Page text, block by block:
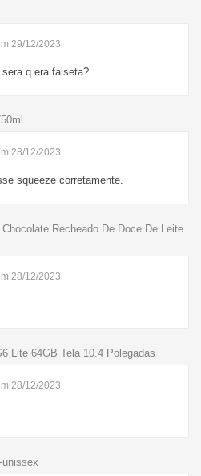
29/12/2023
q era falseta?
28/12/2023
squeeze corretamente.
Recheado De Doce De Leite
28/12/2023
Lite 64GB Tela 10.4 Polegadas
28/12/2023
unissex